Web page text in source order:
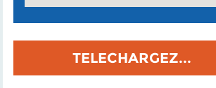
TELECHARGEZ...